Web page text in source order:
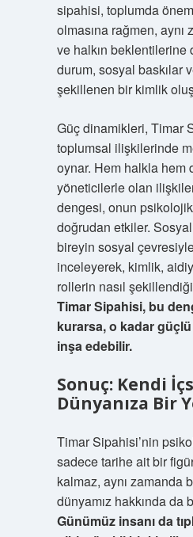
sipahisi, toplumda
olmasına rağmen, aynı
ve halkın beklentilerine
durum, sosyal baskılar
şekillenen bir kimlik
Güç dinamikleri, Timar
toplumsal ilişkilerinde
oynar. Hem halkla hem
yöneticilerle olan
dengesi, onun
doğrudan etkiler.
bireyin sosyal
inceleyerek, kimlik,
rollerin nasıl
Timar Sipahisi, bu
kurarsa, o kadar
inşa edebilir.
Sonuç: Kendi
Dünyanıza Bir
Timar Sipahisi’nin
sadece tarihe ait bir
kalmaz, aynı zamanda
dünyamız hakkında da
Günümüz insanı da